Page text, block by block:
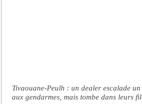
Tivaouane-Peulh : un dealer escalade
aux gendarmes, mais tombe dans leurs